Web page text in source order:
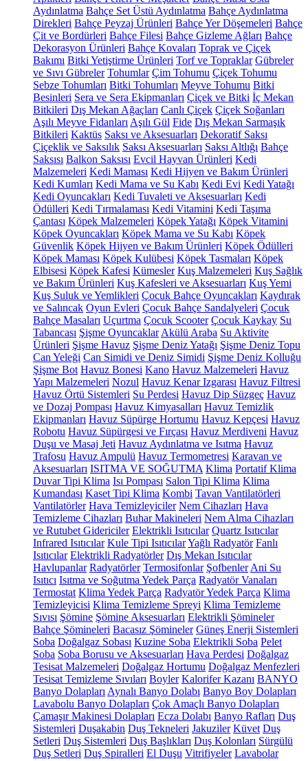
Aydınlatma Bahçe Set Üstü Aydınlatma Bahçe Aydınlatma
Direkleri Bahçe Peyzaj Ürünleri Bahçe Yer Döşemeleri Bahçe
Çit ve Bordürleri Bahçe Filesi Bahçe Gizleme Ağları Bahçe
Dekorasyon Ürünleri Bahçe Kovaları Toprak ve Çiçek
Bakımı Bitki Yetiştirme Ürünleri Torf ve Topraklar Gübreler
ve Sıvı Gübreler Tohumlar Çim Tohumu Çiçek Tohumu
Sebze Tohumları Bitki Tohumları Meyve Tohumu Bitki
Besinleri Sera ve Sera Ekipmanları Çiçek ve Bitki İç Mekan
Bitkileri Dış Mekan Ağaçları Canlı Çiçek Çiçek Soğanları
Aşılı Meyve Fidanları Aşılı Gül Fide Dış Mekan Sarmaşık
Bitkileri Kaktüs Saksı ve Aksesuarları Dekoratif Saksı
Çiçeklik ve Saksılık Saksı Aksesuarları Saksı Altlığı Bahçe
Saksısı Balkon Saksısı Evcil Hayvan Ürünleri Kedi
Malzemeleri Kedi Maması Kedi Hijyen ve Bakım Ürünleri
Kedi Kumları Kedi Mama ve Su Kabı Kedi Evi Kedi Yatağı
Kedi Oyuncakları Kedi Tuvaleti ve Aksesuarları Kedi
Ödülleri Kedi Tırmalaması Kedi Vitamini Kedi Taşıma
Çantası Köpek Malzemeleri Köpek Yatağı Köpek Vitamini
Köpek Oyuncakları Köpek Mama ve Su Kabı Köpek
Güvenlik Köpek Hijyen ve Bakım Ürünleri Köpek Ödülleri
Köpek Maması Köpek Kulübesi Köpek Tasmaları Köpek
Elbisesi Köpek Kafesi Kümesler Kuş Malzemeleri Kuş Sağlık
ve Bakım Ürünleri Kuş Kafesleri ve Aksesuarları Kuş Yemi
Kuş Suluk ve Yemlikleri Çocuk Bahçe Oyuncakları Kaydırak
ve Salıncak Oyun Evleri Çocuk Bahçe Sandalyeleri Çocuk
Bahçe Masaları Uçurtma Çocuk Scooter Çocuk Kaykay Su
Tabancası Şişme Oyuncaklar Akülü Araba Su Aktivite
Ürünleri Şişme Havuz Şişme Deniz Yatağı Şişme Deniz Topu
Can Yeleği Can Simidi ve Deniz Simidi Şişme Deniz Kolluğu
Şişme Bot Havuz Bonesi Kano Havuz Malzemeleri Havuz
Yapı Malzemeleri Nozul Havuz Kenar Izgarası Havuz Filtresi
Havuz Örtü Sistemleri Su Perdesi Havuz Dip Süzgeç Havuz
ve Dozaj Pompası Havuz Kimyasalları Havuz Temizlik
Ekipmanları Havuz Süpürge Hortumu Havuz Kepçesi Havuz
Robotu Havuz Süpürgesi ve Fırçası Havuz Merdiveni Havuz
Duşu ve Masaj Jeti Havuz Aydınlatma ve Isıtma Havuz
Trafosu Havuz Ampulü Havuz Termometresi Karavan ve
Aksesuarları ISITMA VE SOĞUTMA Klima Portatif Klima
Duvar Tipi Klima Isı Pompası Salon Tipi Klima Klima
Kumandası Kaset Tipi Klima Kombi Tavan Vantilatörleri
Vantilatörler Hava Temizleyiciler Nem Cihazları Hava
Temizleme Cihazları Buhar Makineleri Nem Alma Cihazları
ve Rutubet Gidericiler Elektrikli Isıtıcılar Quartz Isıtıcılar
Infrared Isıtıcılar Kule Tipi IsıtıcılarYağlı Radyatör Fanlı
Isıtıcılar Elektrikli Radyatörler Dış Mekan Isıtıcılar
Havlupanlar Radyatörler Termosifonlar Şofbenler Ani Su
Isıtıcı Isıtma ve Soğutma Yedek Parça Radyatör Vanaları
Termostat Klima Yedek Parça Radyatör Yedek Parça Klima
Temizleyicisi Klima Temizleme Spreyi Klima Temizleme
Sıvısı Şömine Şömine Aksesuarları Elektrikli Şömineler
Bahçe Şömineleri Bacasız Şömineler Güneş Enerji Sistemleri
Soba Doğalgaz Sobası Kuzine Soba Elektrikli Soba Pelet
Soba Soba Borusu ve Aksesuarları Hava Perdesi Doğalgaz
Tesisat Malzemeleri Doğalgaz Hortumu Doğalgaz Menfezleri
Tesisat Temizleme Sıvıları Boyler Kalorifer Kazanı BANYO
Banyo Dolapları Aynalı Banyo Dolabı Banyo Boy Dolapları
Lavabolu Banyo Dolapları Çok Amaçlı Banyo Dolapları
Çamaşır Makinesi Dolapları Ecza Dolabı Banyo Rafları Duş
Sistemleri Duşakabin Duş Tekneleri Jakuziler Küvet Duş
Setleri Duş Sistemleri Duş Başlıkları Duş Kolonları Sürgülü
Duş Setleri Duş Spiralleri El Duşu Vitrifiyeler Lavabolar